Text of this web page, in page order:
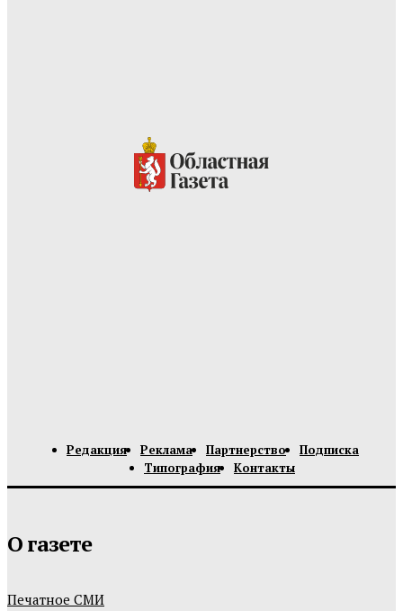
Редакция Реклама Партнерство
Подписка
Типография
Контакты
О газете
Печатное СМИ